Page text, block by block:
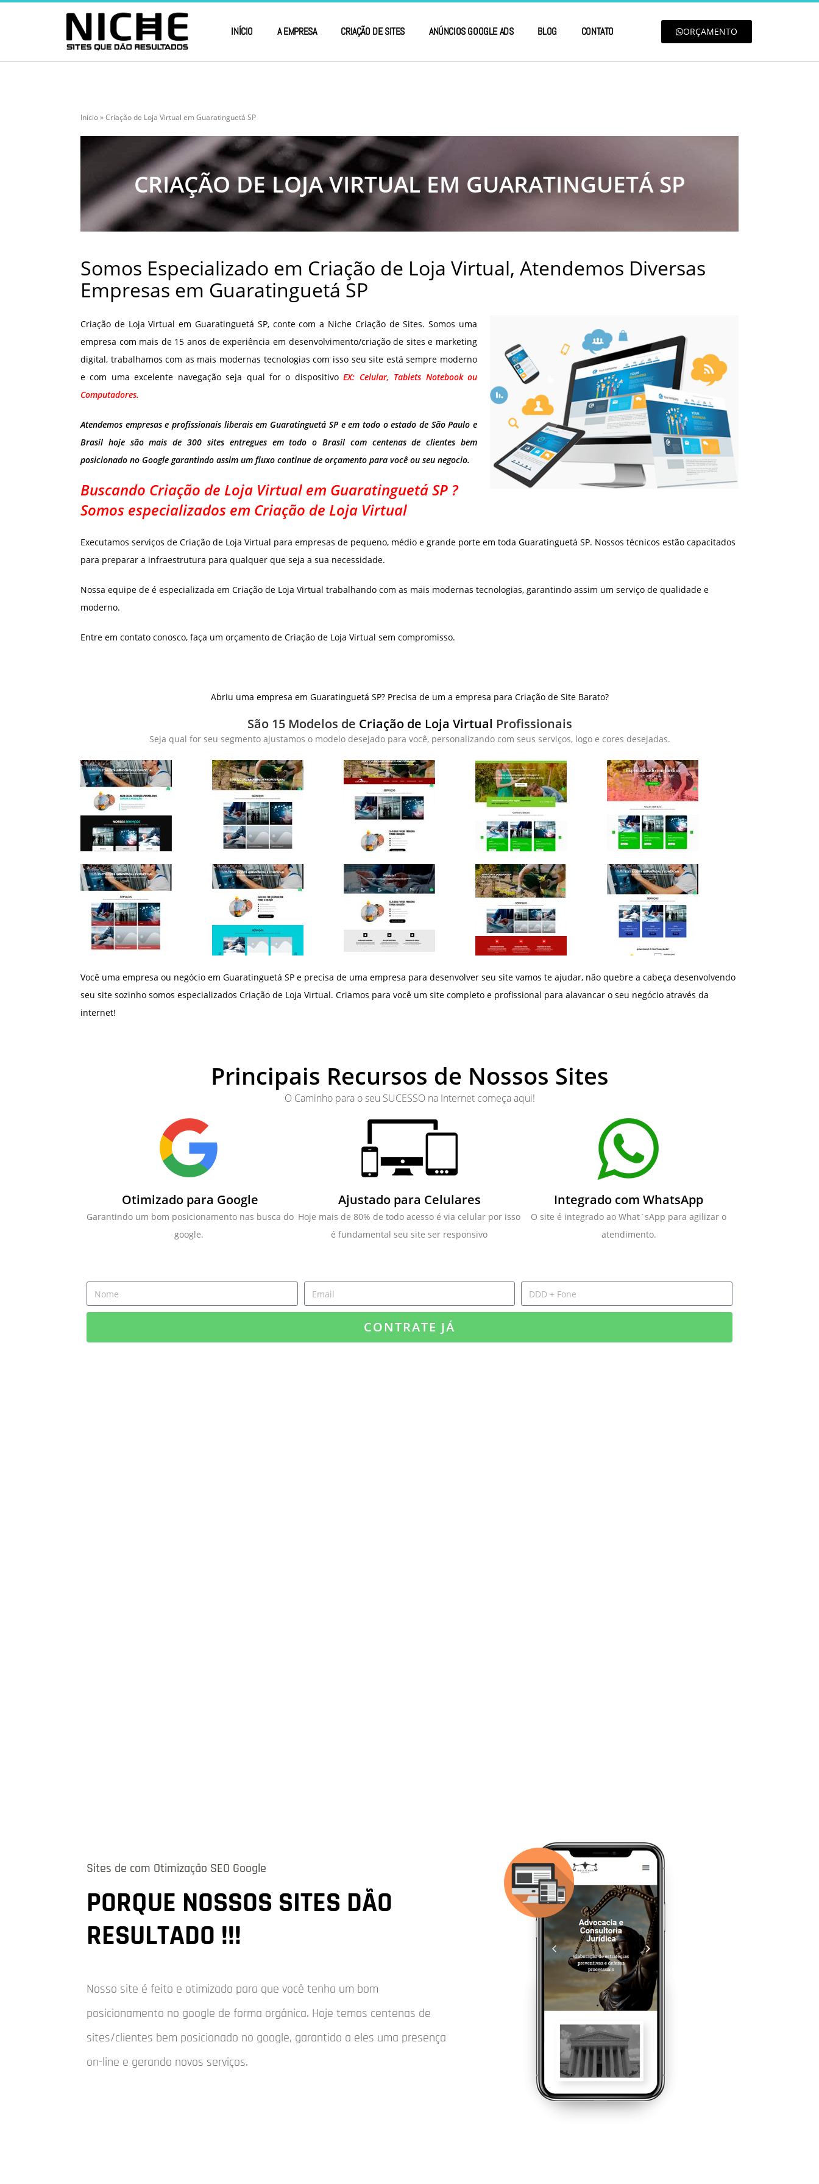
INÍCIO A EMPRESA CRIAÇÃO DE SITES ANÚNCIOS GOOGLE ADS BLOG CONTATO ORÇAMENTO
Início»Criação de Loja Virtual em Guaratinguetá SP
CRIAÇÃO DE LOJA VIRTUAL EM GUARATINGUETÁ SP
Somos Especializado em Criação de Loja Virtual, Atendemos Diversas
Empresas em Guaratinguetá SP
Criação de Loja Virtual em Guaratinguetá SP, conte com a Niche Criação de Sites. Somos uma
empresa com mais de 15 anos de experiência em desenvolvimento/criação de sites e marketing
digital, trabalhamos com as mais modernas tecnologias com isso seu site está sempre moderno
e com uma excelente navegação seja qual for o dispositivoEX: Celular, Tablets Notebook ou
Computadores.
Atendemos empresas e profissionais liberais em Guaratinguetá SP e em todo o estado de São Paulo e
Brasil hoje são mais de 300 sites entregues em todo o Brasil com centenas de clientes bem
posicionado no Google garantindo assim um fluxo continue de orçamento para você ou seu negocio.
Buscando Criação de Loja Virtual em Guaratinguetá SP ?
Somos especializados em Criação de Loja Virtual
Executamos serviços de Criação de Loja Virtual para empresas de pequeno, médio e grande porte em toda Guaratinguetá SP. Nossos técnicos estão capacitados
para preparar a infraestrutura para qualquer que seja a sua necessidade.
Nossa equipe de é especializada em Criação de Loja Virtual trabalhando com as mais modernas tecnologias, garantindo assim um serviço de qualidade e
moderno.
Entre em contato conosco, faça um orçamento de Criação de Loja Virtual sem compromisso.
Abriu uma empresa em Guaratinguetá SP? Precisa de um a empresa para Criação de Site Barato?
São 15 Modelos de Criação de Loja Virtual Profissionais
Seja qual for seu segmento ajustamos o modelo desejado para você, personalizando com seus serviços, logo e cores desejadas.
Você uma empresa ou negócio em Guaratinguetá SP e precisa de uma empresa para desenvolver seu site vamos te ajudar, não quebre a cabeça desenvolvendo
seu site sozinho somos especializados Criação de Loja Virtual. Criamos para você um site completo e profissional para alavancar o seu negócio através da
internet!
Principais Recursos de Nossos Sites
O Caminho para o seu SUCESSO na Internet começa aqui!
Otimizado para Google
Garantindo um bom posicionamento nas busca do
google.
Ajustado para Celulares
Hoje mais de 80% de todo acesso é via celular por isso
é fundamental seu site ser responsivo
Integrado com WhatsApp
O site é integrado ao What´sApp para agilizar o
atendimento.
CONTRATE JÁ
Sites de com Otimização SEO Google
PORQUE NOSSOS SITES DÃO
RESULTADO !!!
Nosso site é feito e otimizado para que você tenha um bom
posicionamento no google de forma orgânica. Hoje temos centenas de
sites/clientes bem posicionado no google, garantido a eles uma presença
on-line e gerando novos serviços.